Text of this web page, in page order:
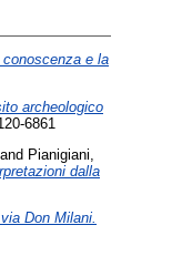
e la
archeologico
6861
and Pianigiani,
dalla
Don Milani.